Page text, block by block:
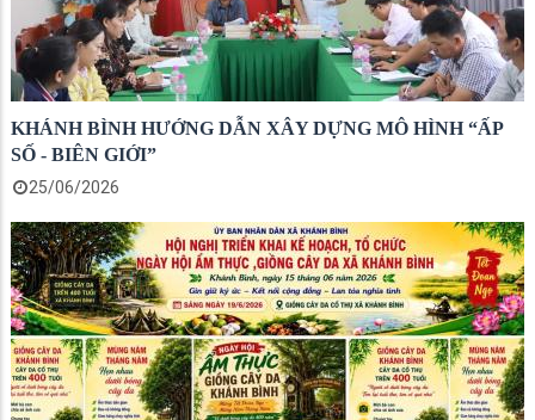
KHÁNH BÌNH HƯỚNG DẪN XÂY DỰNG MÔ HÌNH “ẤP
SỐ - BIÊN GIỚI”
25/06/2026